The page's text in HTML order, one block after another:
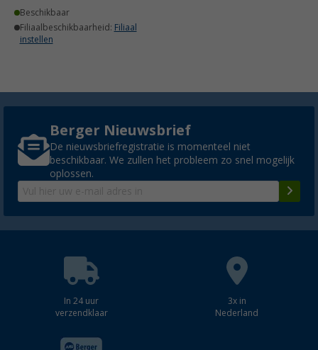
Beschikbaar
Filiaalbeschikbaarheid: Filiaal
instellen
Berger Nieuwsbrief
De nieuwsbriefregistratie is momenteel niet
beschikbaar. We zullen het probleem zo snel mogelijk
oplossen.
In 24 uur
verzendklaar
3x in
Nederland